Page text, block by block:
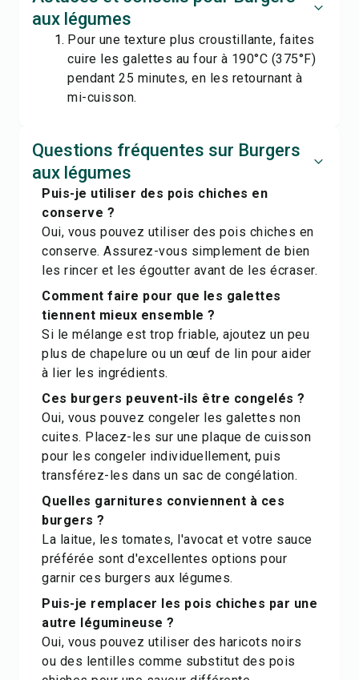
aux légumes
Pour une texture plus croustillante, faites
cuire les galettes au four à 190°C (375°F)
pendant 25 minutes, en les retournant à
mi-cuisson.
Questions fréquentes sur Burgers
aux légumes
Puis-je utiliser des pois chiches en
conserve ?
Oui, vous pouvez utiliser des pois chiches en
conserve. Assurez-vous simplement de bien
les rincer et les égoutter avant de les écraser.
Comment faire pour que les galettes
tiennent mieux ensemble ?
Si le mélange est trop friable, ajoutez un peu
plus de chapelure ou un œuf de lin pour aider
à lier les ingrédients.
Ces burgers peuvent-ils être congelés ?
Oui, vous pouvez congeler les galettes non
cuites. Placez-les sur une plaque de cuisson
pour les congeler individuellement, puis
transférez-les dans un sac de congélation.
Quelles garnitures conviennent à ces
burgers ?
La laitue, les tomates, l'avocat et votre sauce
préférée sont d'excellentes options pour
garnir ces burgers aux légumes.
Puis-je remplacer les pois chiches par une
autre légumineuse ?
Oui, vous pouvez utiliser des haricots noirs
ou des lentilles comme substitut des pois